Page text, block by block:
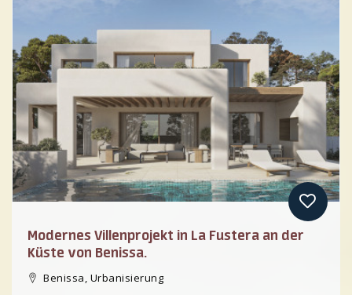
Modernes Villenprojekt in La Fustera an der
Küste von Benissa.
Benissa, Urbanisierung